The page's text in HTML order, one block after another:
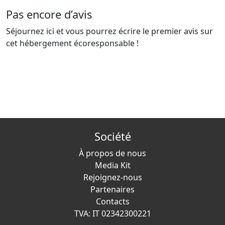
Pas encore d’avis
Séjournez ici et vous pourrez écrire le premier avis sur
cet hébergement écoresponsable !
Société
À propos de nous
Media Kit
Rejoignez-nous
Partenaires
Contacts
TVA: IT 02342300221